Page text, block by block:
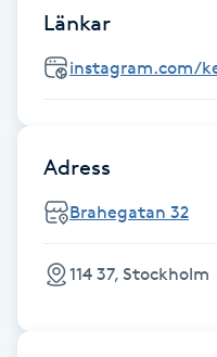
Fransk manikyr
Fransrengöring
Frekvensterapi
Friskvård
Länkar
instagram.com/
Adress
Brahegatan 32
114 37, Stockholm